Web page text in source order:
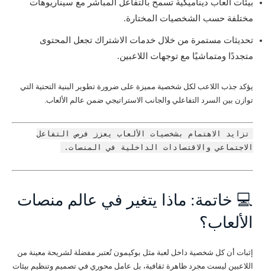
بيئات ألعاب ديناميكية تسمح بالتفاعل المباشر مع سيناريوهات
مختلفة حسب الشخصيات المختارة.
تحديثات مستمرة من خلال خدمات الاشتراك تجعل المحتوى
متجددًا ومتماشيًا مع توجهات اللاعبين.
يؤكد جذب اللاعب لكل شخصية مميزة على ضرورة تطوير البنية التحتية التي
توازن بين السرد التفاعلي والجانب الاستراتيجي ضمن عالم الألعاب.
تزايد الاهتمام بشخصيات الألعاب يعزز فرص التفاعل
الاجتماعي والاقتصادات الداخلية في المنصات.
💻 خاتمة: ماذا يتغير في عالم منصات
الألعاب؟
إثبات أن كل شخصية داخل لعبة مثل بوكيمون تُعتبر مفضلة لشريحة معينة من
اللاعبين ليست مجرد ظاهرة ثقافية، بل عامل محوري في تصميم وتنظيم بيئات